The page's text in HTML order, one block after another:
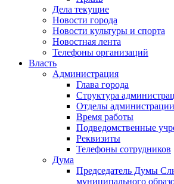
Дела текущие
Новости города
Новости культуры и спорта
Новостная лента
Телефоны организаций
Власть
Администрация
Глава города
Структура
Отделы администрации
Время работы
Подведомственные
Реквизиты
Телефоны сотрудников
Дума
Председатель Думы
муниципального